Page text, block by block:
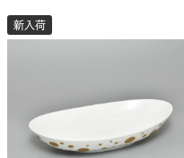
新入荷